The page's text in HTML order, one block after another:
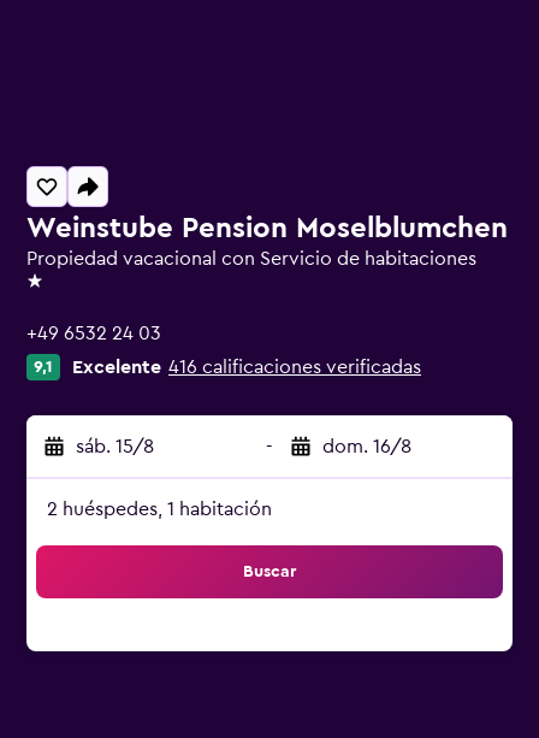
Weinstube Pension Moselblumchen
Propiedad vacacional con Servicio de habitaciones
1 estrella
+49 6532 24 03
9,1 Excelente 416 calificaciones verificadas
sáb. 15/8 - dom. 16/8
2 huéspedes, 1 habitación
Buscar